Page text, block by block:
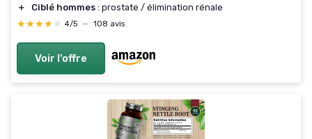
＋
Ciblé hommes : prostate / élimination rénale
★★★★★
★★★★★ 4/5 — 108 avis
Voir l'offre